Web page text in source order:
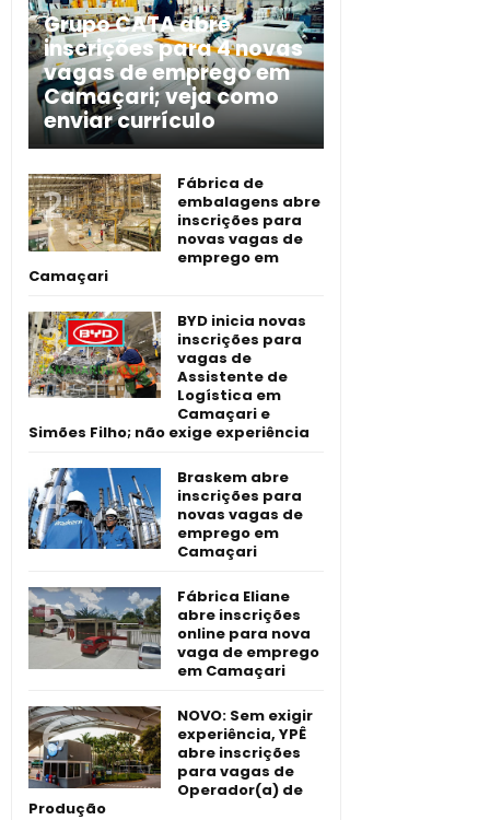
Grupo CATA abre
inscrições para 4 novas
vagas de emprego em
Camaçari; veja como
enviar currículo
Fábrica de
embalagens abre
inscrições para
novas vagas de
emprego em
Camaçari
BYD inicia novas
inscrições para
vagas de
Assistente de
Logística em
Camaçari e
Simões Filho; não exige experiência
Braskem abre
inscrições para
novas vagas de
emprego em
Camaçari
Fábrica Eliane
abre inscrições
online para nova
vaga de emprego
em Camaçari
NOVO: Sem exigir
experiência, YPÊ
abre inscrições
para vagas de
Operador(a) de
Produção